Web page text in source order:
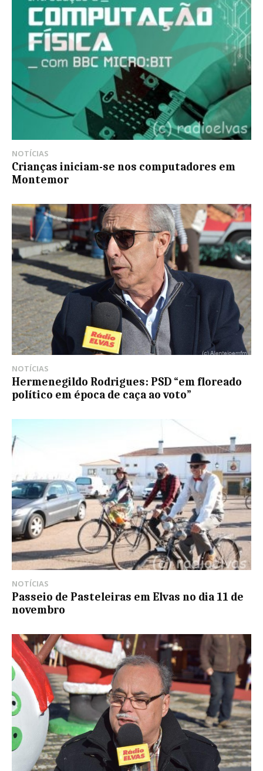
NOTÍCIAS
Crianças iniciam-se nos computadores em
Montemor
NOTÍCIAS
Hermenegildo Rodrigues: PSD “em floreado
político em época de caça ao voto”
NOTÍCIAS
Passeio de Pasteleiras em Elvas no dia 11 de
novembro